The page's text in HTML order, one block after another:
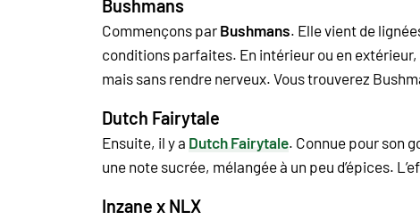
Bushmans
Commençons par Bushmans. Elle vient de
conditions parfaites. En intérieur ou en
mais sans rendre nerveux. Vous trouverez
Dutch Fairytale
Ensuite, il y a Dutch Fairytale. Connue pour son
une note sucrée, mélangée à un peu d’épices.
Inzane x NLX